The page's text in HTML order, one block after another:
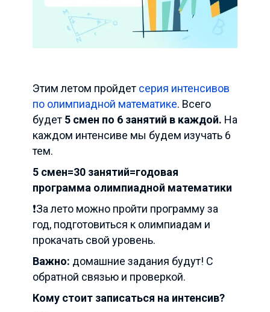
Этим летом пройдет серия интенсивов
по олимпиадной математике. Всего
будет 5 смен по 6 занятий в каждой. На
каждом интенсиве мы будем изучать 6
тем.
5 смен=30 занятий=годовая
программа олимпиадной математики
❗️За лето можно пройти программу за
год, подготовиться к олимпиадам и
прокачать свой уровень.
Важно: домашние задания будут! С
обратной связью и проверкой.
Кому стоит записаться на интенсив?